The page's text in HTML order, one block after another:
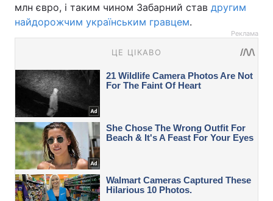
млн євро, і таким чином Забарний став другим
найдорожчим українським гравцем.
Реклама